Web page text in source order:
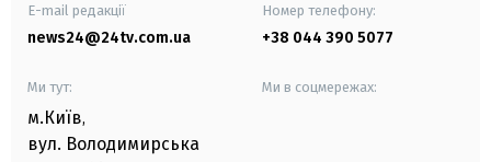
E-mail редакції
news24@24tv.com.ua
Номер телефону:
+38 044 390 5077
Ми тут:
м.Київ,
вул. Володимирська
Ми в соцмережах: